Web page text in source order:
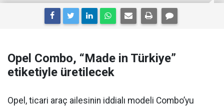
Opel Combo, “Made in Türkiye”
etiketiyle üretilecek
Opel, ticari araç ailesinin iddialı modeli Combo’yu